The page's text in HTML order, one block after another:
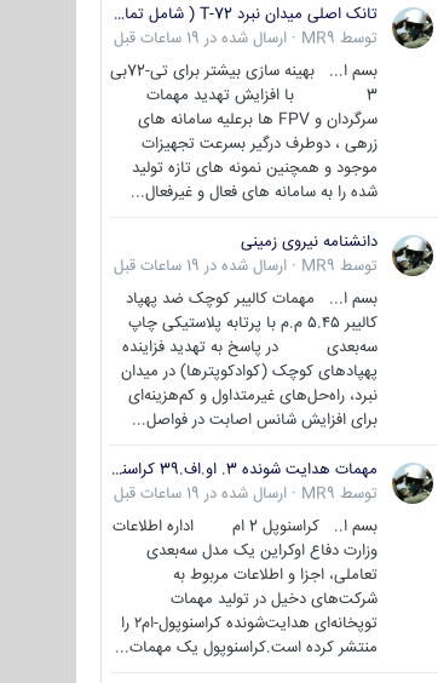
تانک اصلی میدان نبرد T-72 ( شامل تمامی گونه ها )
توسط MR9
· ارسال شده در 19 ساعات قبل
بسم ا... بهینه سازی بیشتر برای تی-72بی
3 با افزایش تهدید مهمات
سرگردان و FPV ها برعلیه سامانه های
زرهی ، دوطرف درگیر بسرعت تجهیزات
موجود و همچنین نمونه های تازه تولید
شده را به سامانه های فعال و غیرفعال...
دانشنامه نیروی زمینی
توسط MR9
· ارسال شده در 19 ساعات قبل
بسم ا... مهمات کالیبر کوچک ضد پهپاد
کالیبر ۵.۴۵ م.م با پرتابه پلاستیکی چاپ
سه‌بعدی در پاسخ به تهدید فزاینده
پهپادهای کوچک (کوادکوپترها) در میدان
نبرد، راه‌حل‌های غیرمتداول و کم‌هزینه‌ای
برای افزایش شانس اصابت در فواصل...
مهمات هدایت شونده 3. او.اف.39 کراسنوپل/بصیر( Krasnopol 3OF39 )
توسط MR9
· ارسال شده در 19 ساعات قبل
بسم ا.. کراسنوپل 2 ام اداره اطلاعات
وزارت دفاع اوکراین یک مدل سه‌بعدی
تعاملی، اجزا و اطلاعات مربوط به
شرکت‌های دخیل در تولید مهمات
توپخانه‌ای هدایت‌شونده کراسنوپول-ام۲ را
منتشر کرده است.کراسنوپول یک مهمات...